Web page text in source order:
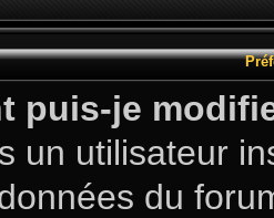
puis-je
un utilisateur
du